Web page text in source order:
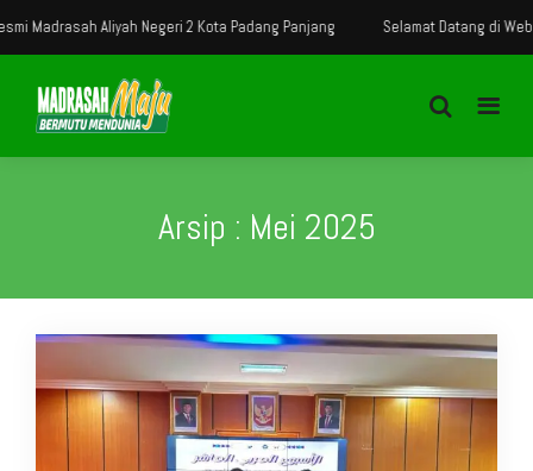
Aliyah Negeri 2 Kota Padang Panjang Selamat Datang di
Arsip : Mei 2025